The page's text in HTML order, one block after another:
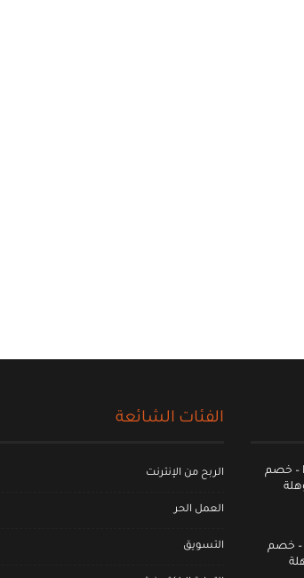
كود خصم سبورتر EX56 – خصم
كود خصم وايتس A132 – خصم
الفئات الشائعة
الربح من الإنترنت
العمل الحر
التسويق